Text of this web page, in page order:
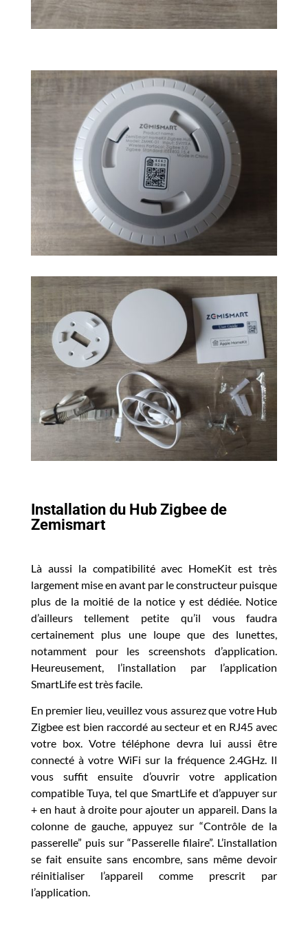
Installation du Hub Zigbee de
Zemismart
Là aussi la compatibilité avec HomeKit est très
largement mise en avant par le constructeur puisque
plus de la moitié de la notice y est dédiée. Notice
d’ailleurs tellement petite qu’il vous faudra
certainement plus une loupe que des lunettes,
notamment pour les screenshots d’application.
Heureusement, l’installation par l’application
SmartLife est très facile.
En premier lieu, veuillez vous assurez que votre Hub
Zigbee est bien raccordé au secteur et en RJ45 avec
votre box. Votre téléphone devra lui aussi être
connecté à votre WiFi sur la fréquence 2.4GHz. Il
vous suffit ensuite d’ouvrir votre application
compatible Tuya, tel que SmartLife et d’appuyer sur
+ en haut à droite pour ajouter un appareil. Dans la
colonne de gauche, appuyez sur “Contrôle de la
passerelle” puis sur “Passerelle filaire”. L’installation
se fait ensuite sans encombre, sans même devoir
réinitialiser l’appareil comme prescrit par
l’application.